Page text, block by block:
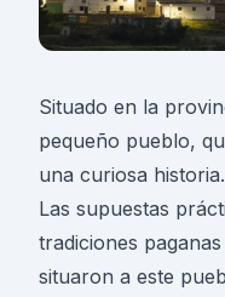
Situado en la
pequeño pueblo,
una curiosa historia.
Las supuestas
tradiciones
situaron a este